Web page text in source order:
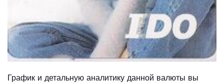
График и детальную аналитику данной валюты вы